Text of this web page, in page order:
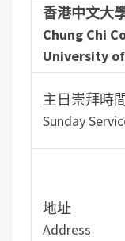
香港中文大
Chung Chi
University
主日崇拜時間
Sunday
地址
Address